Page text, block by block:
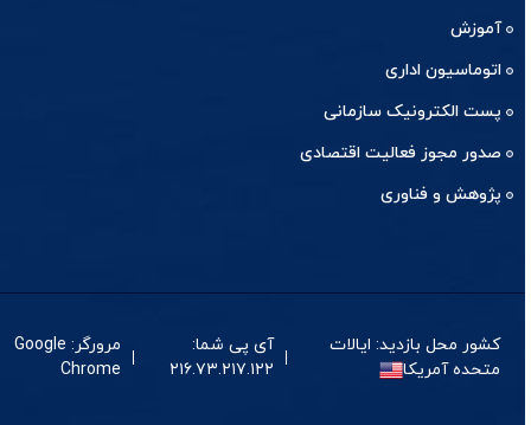
آموزش
اتوماسیون اداری
پست الکترونیک سازمانی
صدور مجوز فعالیت اقتصادی
پژوهش و فناوری
کشور محل بازدید: ایالات
متحده آمریکا
آی پی شما:
۲۱۶.۷۳.۲۱۷.۱۲۲
مرورگر: Google
Chrome